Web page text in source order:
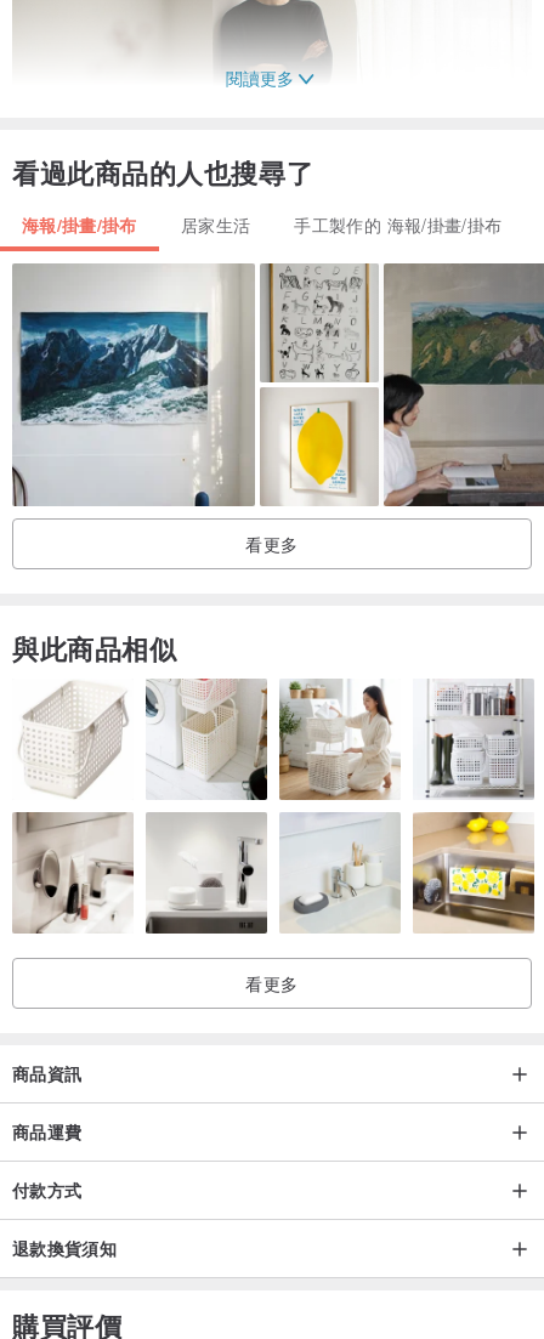
我對在亞麻畫布上混合丙烯酸、紙張和紡織品感到最高興和滿意。我
喜歡材料的混合、觸感和深度。”
安娜·約翰遜 (Anna Johansson) 與家人住在斯德哥爾摩市中心。她擔
任創意總監和設計師，並利用她作為藝術家的工作作為與自己聯繫並
消除外界壓力和乾擾的一種方式。“藝術不應該太複雜。我想邀請人們
進入我的藝術世界，模糊現實的界限。”
她全天潛意識地收集大部分靈感，並將其轉化為抽像圖案，並大多采
用中性或微妙的顏色： “我喜歡顏色，但很難找到正確的使用方式。
有時我覺得它們與形狀競爭，破壞了平衡。但我正在努力尋找它。”
對於安娜來說，一個完美的周六就是在平靜中享用現煮的咖啡：“這從
來沒有發生過，因為一個裝扮成公主的小怪物不斷試圖引起我的注
意。” 她笑了。更可能的情況是周六與家人在陽光下散步，晚上喝一
“我們的家就是我的聖殿，”安娜解釋道，她強調用自己喜歡的東西包
圍自己——創造一個快樂和寧靜的空間。
閱讀更多
看過此商品的人也搜尋了
海報/掛畫/掛布 居家生活 手工製作的 海報/掛畫/掛布
看更多
與此商品相似
看更多
商品資訊
商品運費
付款方式
退款換貨須知
購買評價